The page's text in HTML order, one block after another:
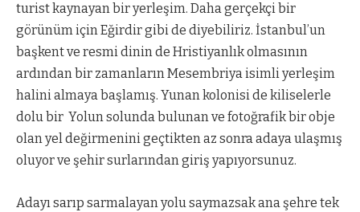
turist kaynayan bir yerleşim. Daha gerçekçi bir
görünüm için Eğirdir gibi de diyebiliriz. İstanbul’un
başkent ve resmi dinin de Hristiyanlık olmasının
ardından bir zamanların Mesembriya isimli yerleşim
halini almaya başlamış. Yunan kolonisi de kiliselerle
dolu bir Yolun solunda bulunan ve fotoğrafik bir obje
olan yel değirmenini geçtikten az sonra adaya ulaşmış
oluyor ve şehir surlarından giriş yapıyorsunuz.
Adayı sarıp sarmalayan yolu saymazsak ana şehre tek